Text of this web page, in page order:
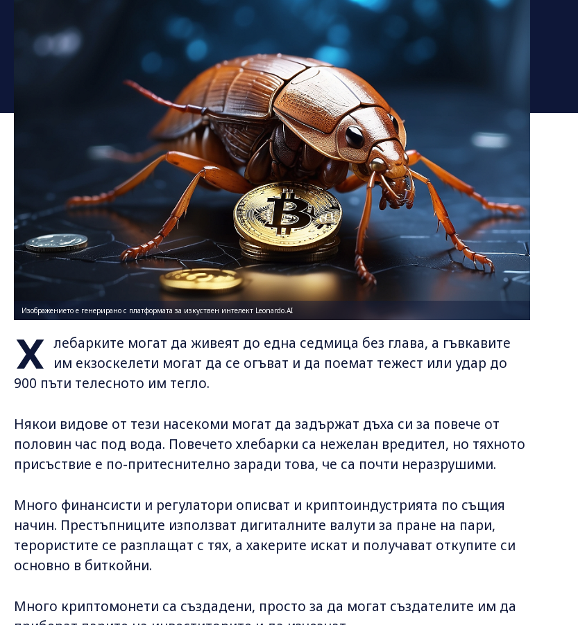
Изображението е генерирано с платформата за изкуствен интелект Leonardo.AI
Х лебарките могат да живеят до една седмица без глава, а гъвкавите
им екзоскелети могат да се огъват и да поемат тежест или удар до
900 пъти телесното им тегло.
Някои видове от тези насекоми могат да задържат дъха си за повече от
половин час под вода. Повечето хлебарки са нежелан вредител, но тяхното
присъствие е по-притеснително заради това, че са почти неразрушими.
Много финансисти и регулатори описват и криптоиндустрията по същия
начин. Престъпниците използват дигиталните валути за пране на пари,
терористите се разплащат с тях, а хакерите искат и получават откупите си
основно в биткойни.
Много криптомонети са създадени, просто за да могат създателите им да